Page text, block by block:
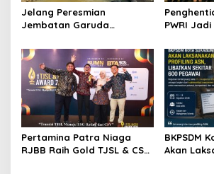
Jelang Peresmian
Jembatan Garuda
Bersih Sungai Cimandiri
PWRI
Perhatian
Pensiunan
Pertamina Patra Niaga
RJBB Raih Gold TJSL & CSR
BKPSDM
Akan